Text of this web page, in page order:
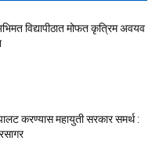
विद्यापीठात मोफत कृत्रिम अवयव
करण्यास महायुती सरकार समर्थ :